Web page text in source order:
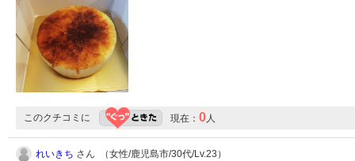
このクチコミに 現在： 0人
れいきち さん （女性/鹿児島市/30代/Lv.23）